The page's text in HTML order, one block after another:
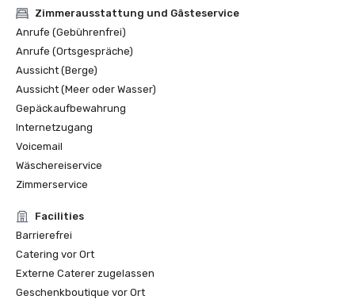
Zimmerausstattung und Gästeservice
Anrufe (Gebührenfrei)
Anrufe (Ortsgespräche)
Aussicht (Berge)
Aussicht (Meer oder Wasser)
Gepäckaufbewahrung
Internetzugang
Voicemail
Wäschereiservice
Zimmerservice
Facilities
Barrierefrei
Catering vor Ort
Externe Caterer zugelassen
Geschenkboutique vor Ort